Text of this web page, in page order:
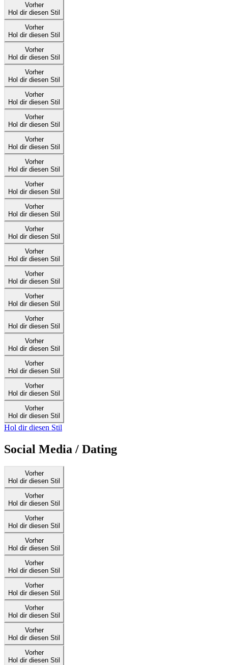
Vorher
Hol dir diesen Stil
Vorher
Hol dir diesen Stil
Vorher
Hol dir diesen Stil
Vorher
Hol dir diesen Stil
Vorher
Hol dir diesen Stil
Vorher
Hol dir diesen Stil
Vorher
Hol dir diesen Stil
Vorher
Hol dir diesen Stil
Vorher
Hol dir diesen Stil
Vorher
Hol dir diesen Stil
Vorher
Hol dir diesen Stil
Vorher
Hol dir diesen Stil
Vorher
Hol dir diesen Stil
Vorher
Hol dir diesen Stil
Vorher
Hol dir diesen Stil
Vorher
Hol dir diesen Stil
Vorher
Hol dir diesen Stil
Vorher
Hol dir diesen Stil
Vorher
Hol dir diesen Stil
Hol dir diesen Stil
Social Media / Dating
Vorher
Hol dir diesen Stil
Vorher
Hol dir diesen Stil
Vorher
Hol dir diesen Stil
Vorher
Hol dir diesen Stil
Vorher
Hol dir diesen Stil
Vorher
Hol dir diesen Stil
Vorher
Hol dir diesen Stil
Vorher
Hol dir diesen Stil
Vorher
Hol dir diesen Stil